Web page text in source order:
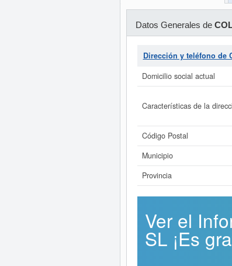
Datos Generales de
Dirección y teléfono de
Domicilio social actual
Características de la
Código Postal
Municipio
Provincia
Ver el
SL ¡Es